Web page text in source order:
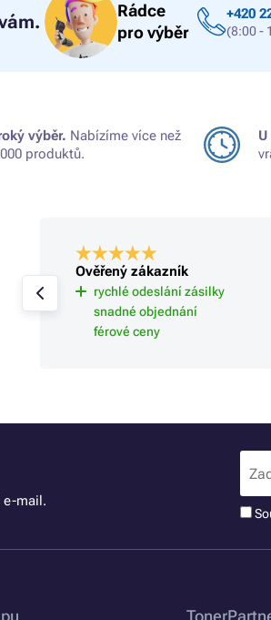
Rádce
pro výběr
+420
(8:00 -
výběr. Nabízíme více než
produktů.
Ověřený zákazník
rychlé odeslání zásilky
snadné objednání
férové ceny
e-mail.